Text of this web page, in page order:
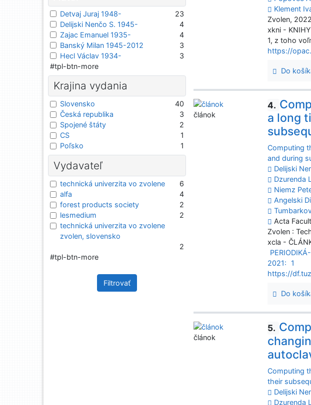
Klement
Zvolen, 2022
xkni - KNIHY
1, z toho
https://
Do
4.
a long
Computing
and during
Delijski
Dzurenda
Niemz
Angelski
Acta
Zvolen :
xcla -
2021:
1
https://
Do
článok
5.
Computing
their
Delijski
Dzurenda
článok
Detvaj Juraj 1948-
23
Delijski Nenčo S. 1945-
4
Zajac Emanuel 1935-
4
Banský Milan 1945-2012
3
Hecl Václav 1934-
3
#tpl-btn-more
Krajina vydania
Slovensko
40
Česká republika
3
Spojené štáty
2
CS
1
Poľsko
1
Vydavateľ
technická univerzita vo zvolene
6
alfa
4
forest products society
2
lesmedium
2
technická univerzita vo zvolene
zvolen, slovensko
2
#tpl-btn-more
Filtrovať